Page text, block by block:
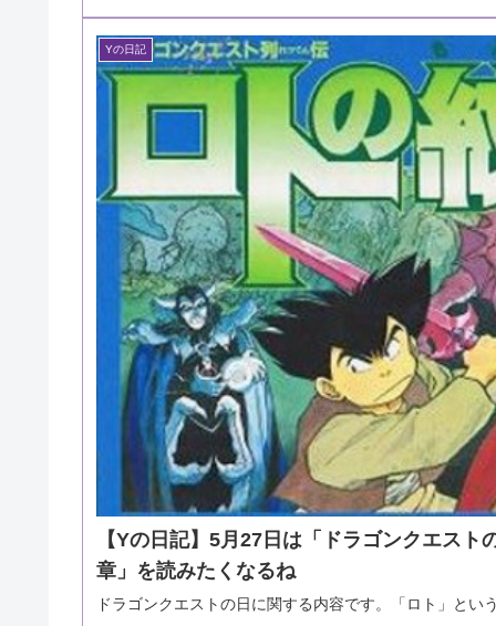
Yの日記
【Yの日記】5月27日は「ドラゴンクエス
章」を読みたくなるね
ドラゴンクエストの日に関する内容です。「ロト」と